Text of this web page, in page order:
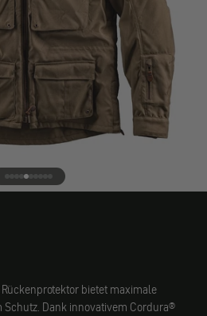
Gehe zu Element 1
Gehe zu Element 2
Gehe zu Element 3
Gehe zu Element 4
Gehe zu Element 5
Gehe zu Element 6
Gehe zu Element 7
Gehe zu Element 8
Gehe zu Element 9
Gehe zu Element 10
bietet maximale
Dank innovativem Cordura®